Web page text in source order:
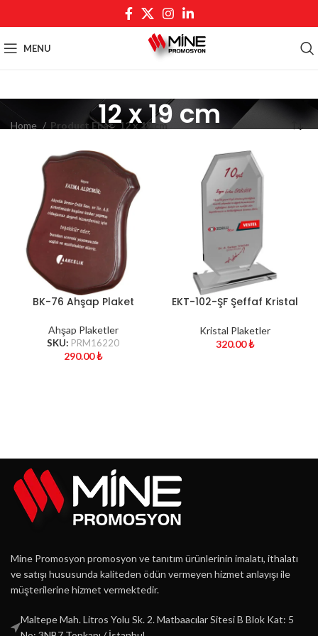
MENU
12 x 19 cm
Home Product Ebat 12 x 19 cm
BK-76 Ahşap Plaket
Ahşap Plaketler
SKU: PRM16220
290.00₺
EKT-102-ŞF Şeffaf Kristal
Kristal Plaketler
320.00₺
Mine Promosyon promosyon ve tanıtım ürünlerinin imalatı, ithalatı
ve satışı hususunda kaliteden ödün vermeyen hizmet anlayışı ile
müşterilerine hizmet vermektedir.
Maltepe Mah. Litros Yolu Sk. 2. Matbaacılar Sitesi B Blok Kat: 5